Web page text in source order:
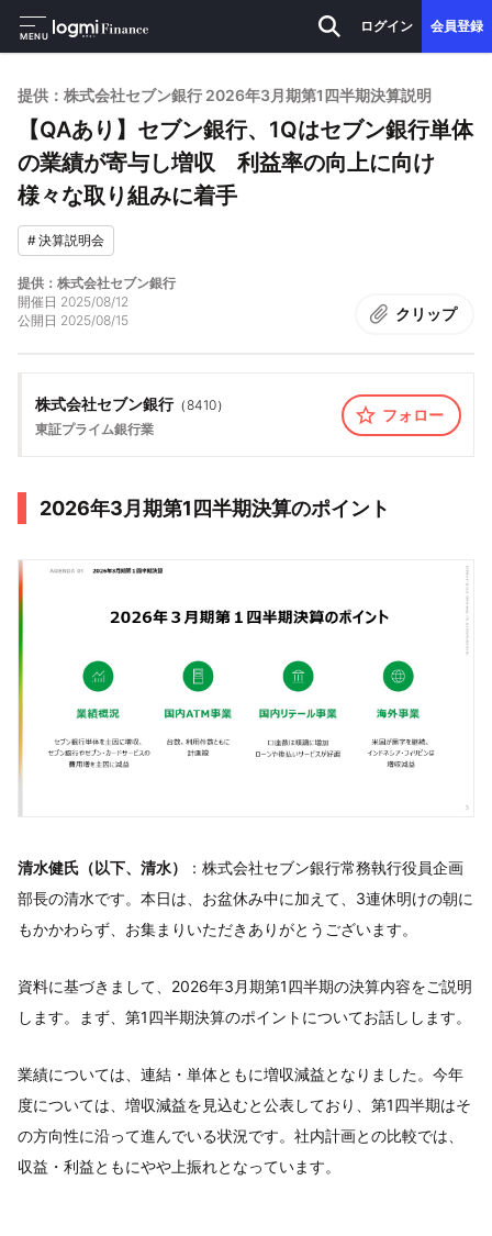
MENU
ログイン 会員登録
提供：株式会社セブン銀行 2026年3月期第1四半期決算説明
【QAあり】セブン銀行、1Qはセブン銀行単体
の業績が寄与し増収 利益率の向上に向け
様々な取り組みに着手
#決算説明会
提供：株式会社セブン銀行
開催日 2025/08/12
公開日 2025/08/15 クリップ
株式会社セブン銀行（8410）
東証プライム銀行業
フォロー
2026年3月期第1四半期決算のポイント
清水健氏（以下、清水）
：株式会社セブン銀行常務執行役員企画
部長の清水です。本日は、お盆休み中に加えて、3連休明けの朝に
もかかわらず、お集まりいただきありがとうございます。
資料に基づきまして、2026年3月期第1四半期の決算内容をご説明
します。まず、第1四半期決算のポイントについてお話しします。
業績については、連結・単体ともに増収減益となりました。今年
度については、増収減益を見込むと公表しており、第1四半期はそ
の方向性に沿って進んでいる状況です。社内計画との比較では、
収益・利益ともにやや上振れとなっています。